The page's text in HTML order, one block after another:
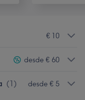
€ 10
desde € 60
(1) desde € 5